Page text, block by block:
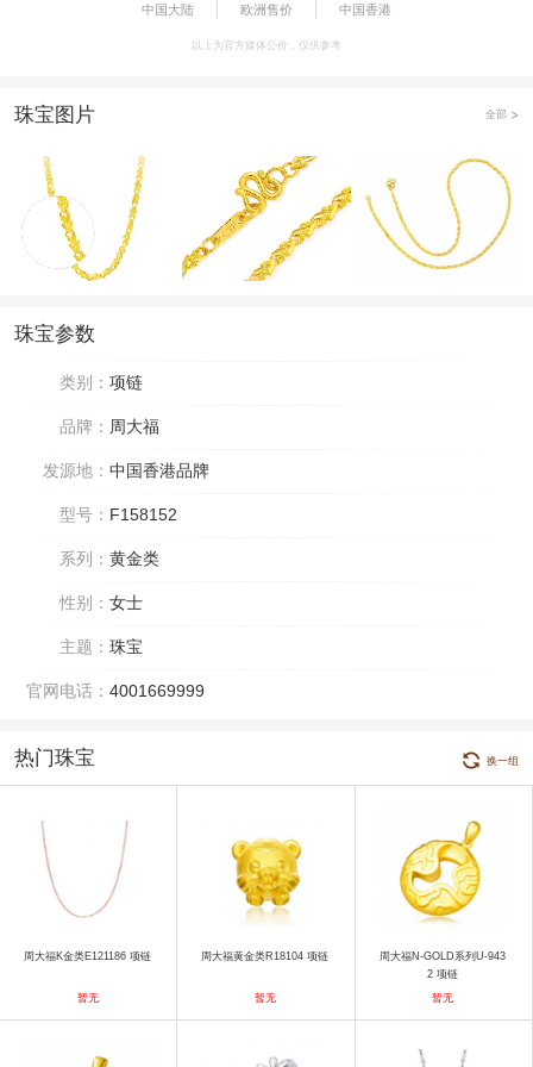
中国大陆 欧洲售价 中国香港
以上为官方媒体公价，仅供参考
珠宝图片 全部
珠宝参数
类别： 项链
品牌： 周大福
发源地： 中国香港品牌
型号： F158152
系列： 黄金类
性别： 女士
主题： 珠宝
官网电话： 4001669999
热门珠宝 换一组
周大福K金类E121186 项链
暂无
周大福黄金类R18104 项链
暂无
周大福N-GOLD系列U-943
2 项链
暂无